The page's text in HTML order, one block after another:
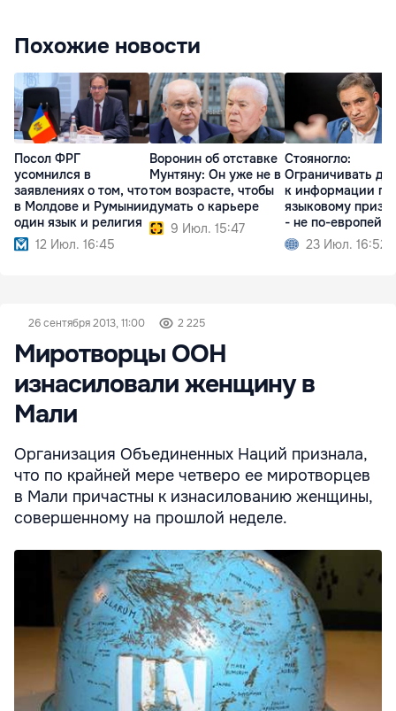
Похожие новости
Посол ФРГ
усомнился в
заявлениях о том, что
в Молдове и Румынии
один язык и религия
12 Июл. 16:45
Воронин об отставке
Мунтяну: Он уже не в
том возрасте, чтобы
думать о карьере
9 Июл. 15:47
Стояногло:
Ограничивать
к информации по
языковому
- не по-
23 Июл. 16:52
26 сентября 2013, 11:00 2 225
Миротворцы ООН
изнасиловали женщину в
Мали
Организация Объединенных Наций признала,
что по крайней мере четверо ее миротворцев
в Мали причастны к изнасилованию женщины,
совершенному на прошлой неделе.